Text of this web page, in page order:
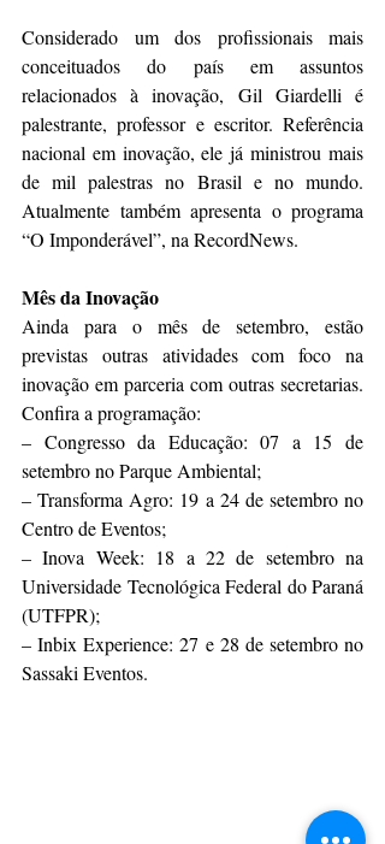
Considerado um dos profissionais mais
conceituados do país em assuntos
relacionados à inovação, Gil Giardelli é
palestrante, professor e escritor. Referência
nacional em inovação, ele já ministrou mais
de mil palestras no Brasil e no mundo.
Atualmente também apresenta o programa
“O Imponderável”, na RecordNews.
Mês da Inovação
Ainda para o mês de setembro, estão
previstas outras atividades com foco na
inovação em parceria com outras secretarias.
Confira a programação:
– Congresso da Educação: 07 a 15 de
setembro no Parque Ambiental;
– Transforma Agro: 19 a 24 de setembro no
Centro de Eventos;
– Inova Week: 18 a 22 de setembro na
Universidade Tecnológica Federal do Paraná
(UTFPR);
– Inbix Experience: 27 e 28 de setembro no
Sassaki Eventos.